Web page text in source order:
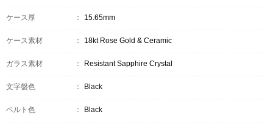
ケース厚 ： 15.65mm
ケース素材 ： 18kt Rose Gold & Ceramic
ガラス素材 ： Resistant Sapphire Crystal
文字盤色 ： Black
ベルト色 ： Black